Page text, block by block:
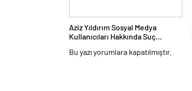
Aziz Yıldırım Sosyal Medya
Kullanıcıları Hakkında Suç
Bu yazı yorumlara kapatılmıştır.